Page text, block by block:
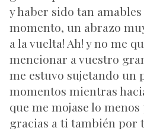
y haber sido tan
momento, un abrazo
a la vuelta! Ah! y no me
mencionar a vuestro
me estuvo sujetando un
momentos mientras
que me mojase lo
gracias a ti también por